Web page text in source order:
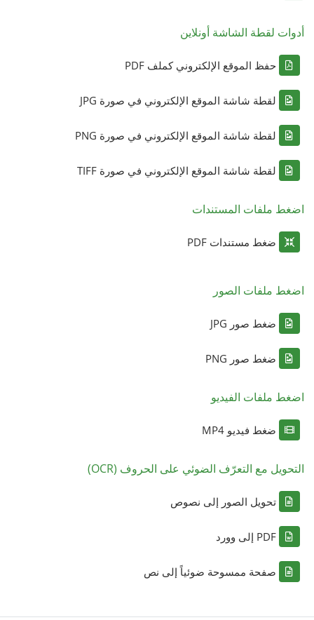
أدوات لقطة الشاشة أونلاين
حفظ الموقع الإلكتروني كملف PDF
لقطة شاشة الموقع الإلكتروني في صورة JPG
لقطة شاشة الموقع الإلكتروني في صورة PNG
لقطة شاشة الموقع الإلكتروني في صورة TIFF
اضغط ملفات المستندات
ضغط مستندات PDF
اضغط ملفات الصور
ضغط صور JPG
ضغط صور PNG
اضغط ملفات الفيديو
ضغط فيديو MP4
التحويل مع التعرّف الضوئي على الحروف (OCR)
تحويل الصور إلى نصوص
PDF إلى وورد
صفحة ممسوحة ضوئياً إلى نص